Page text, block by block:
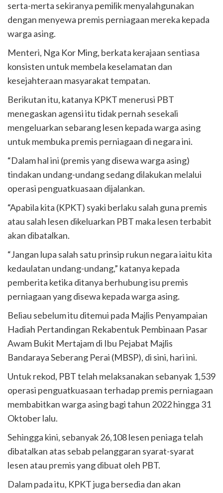
serta-merta sekiranya pemilik menyalahgunakan
dengan menyewa premis perniagaan mereka kepada
warga asing.
Menteri, Nga Kor Ming, berkata kerajaan sentiasa
konsisten untuk membela keselamatan dan
kesejahteraan masyarakat tempatan.
Berikutan itu, katanya KPKT menerusi PBT
menegaskan agensi itu tidak pernah sesekali
mengeluarkan sebarang lesen kepada warga asing
untuk membuka premis perniagaan di negara ini.
“Dalam hal ini (premis yang disewa warga asing)
tindakan undang-undang sedang dilakukan melalui
operasi penguatkuasaan dijalankan.
“Apabila kita (KPKT) syaki berlaku salah guna premis
atau salah lesen dikeluarkan PBT maka lesen terbabit
akan dibatalkan.
“Jangan lupa salah satu prinsip rukun negara iaitu kita
kedaulatan undang-undang,” katanya kepada
pemberita ketika ditanya berhubung isu premis
perniagaan yang disewa kepada warga asing.
Beliau sebelum itu ditemui pada Majlis Penyampaian
Hadiah Pertandingan Rekabentuk Pembinaan Pasar
Awam Bukit Mertajam di Ibu Pejabat Majlis
Bandaraya Seberang Perai (MBSP), di sini, hari ini.
Untuk rekod, PBT telah melaksanakan sebanyak 1,539
operasi penguatkuasaan terhadap premis perniagaan
membabitkan warga asing bagi tahun 2022 hingga 31
Oktober lalu.
Sehingga kini, sebanyak 26,108 lesen peniaga telah
dibatalkan atas sebab pelanggaran syarat-syarat
lesen atau premis yang dibuat oleh PBT.
Dalam pada itu, KPKT juga bersedia dan akan